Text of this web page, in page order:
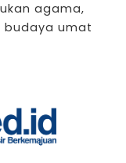
agama,
budaya umat